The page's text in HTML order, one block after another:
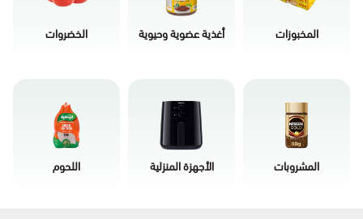
الخضروات
اللحوم
أغذية عضوية وحيوية
الأجهزة المنزلية
المخبوزات
المشروبات